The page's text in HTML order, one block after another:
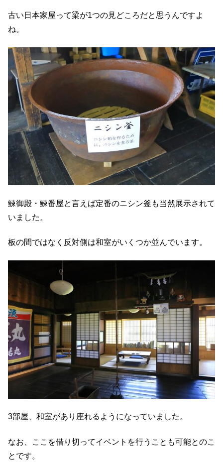
古い日本家屋って梁が1つの見どころだと思うんですよ
ね。
鰊御殿・鰊番屋と言えば定番のニシン釜も当然展示されて
いました。
板の間ではなく反対側は和室がいくつか並んでいます。
3部屋、和室があり座れるようになっていました。
なお、ここを借り切ってイベントを行うことも可能とのこ
とです。